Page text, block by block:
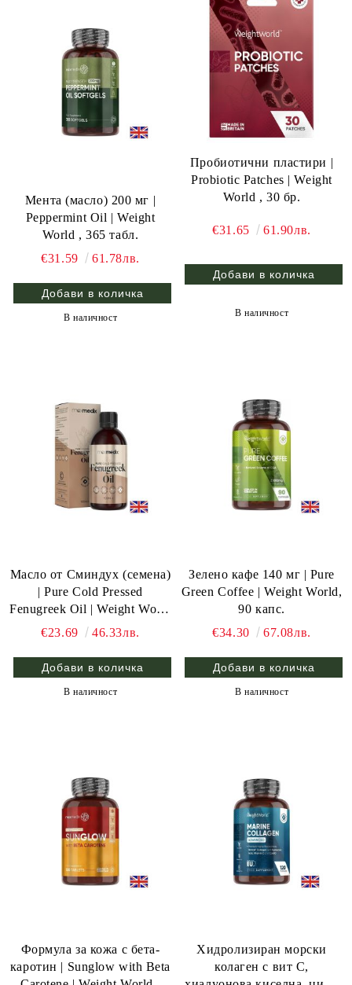
Мента (масло) 200 мг |
Peppermint Oil | Weight
World , 365 табл.
€31.59
61.78лв.
В наличност
Пробиотични пластири |
Probiotic Patches | Weight
World , 30 бр.
€31.65 61.90лв.
В наличност
Масло от Сминдух (семена)
| Pure Cold Pressed
Fenugreek Oil | Weight World
, 100 мл
€23.69 46.33лв.
В наличност
Зелено кафе 140 мг | Pure
Green Coffee | Weight World,
90 капс.
€34.30
67.08лв.
В наличност
Формула за кожа с бета-
каротин | Sunglow with Beta
Хидролизиран морски
колаген с вит С,